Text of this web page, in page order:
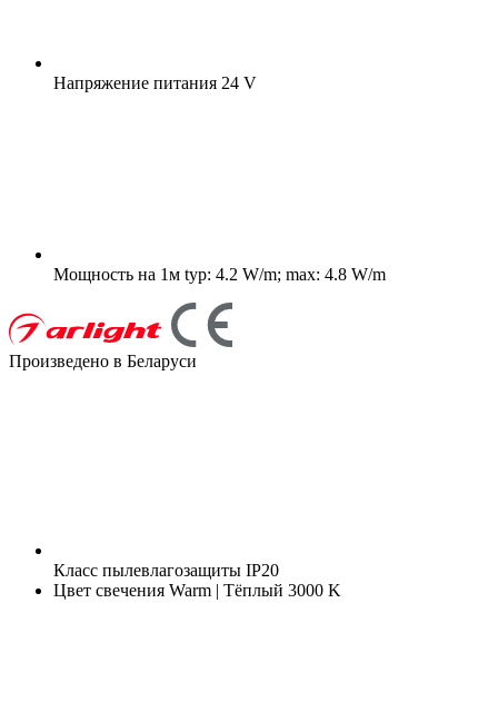
Напряжение питания 24 V
Мощность на 1м typ: 4.2 W/m; max: 4.8 W/m
Произведено в Беларуси
Класс пылевлагозащиты IP20
Цвет свечения Warm | Тёплый 3000 K